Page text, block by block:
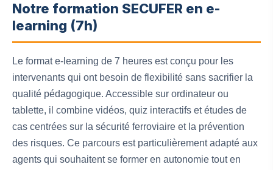
Notre formation SECUFER en e-
learning (7h)
Le format e-learning de 7 heures est conçu pour les
intervenants qui ont besoin de flexibilité sans sacrifier la
qualité pédagogique. Accessible sur ordinateur ou
tablette, il combine vidéos, quiz interactifs et études de
cas centrées sur la sécurité ferroviaire et la prévention
des risques. Ce parcours est particulièrement adapté aux
agents qui souhaitent se former en autonomie tout en